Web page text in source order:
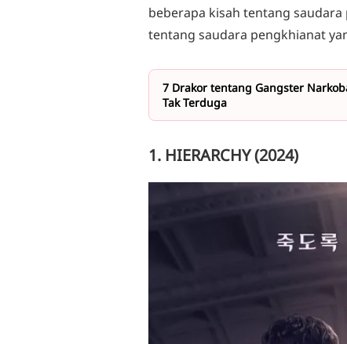
beberapa kisah tentang
tentang saudara pengkhianat
7 Drakor tentang Gangster
Tak Terduga
1. HIERARCHY (2024)